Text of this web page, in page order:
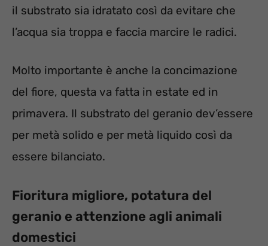
il substrato sia idratato così da evitare che
l’acqua sia troppa e faccia marcire le radici.
Molto importante è anche la concimazione
del fiore, questa va fatta in estate ed in
primavera. Il substrato del geranio dev’essere
per metà solido e per metà liquido così da
essere bilanciato.
Fioritura migliore, potatura del
geranio e attenzione agli animali
domestici